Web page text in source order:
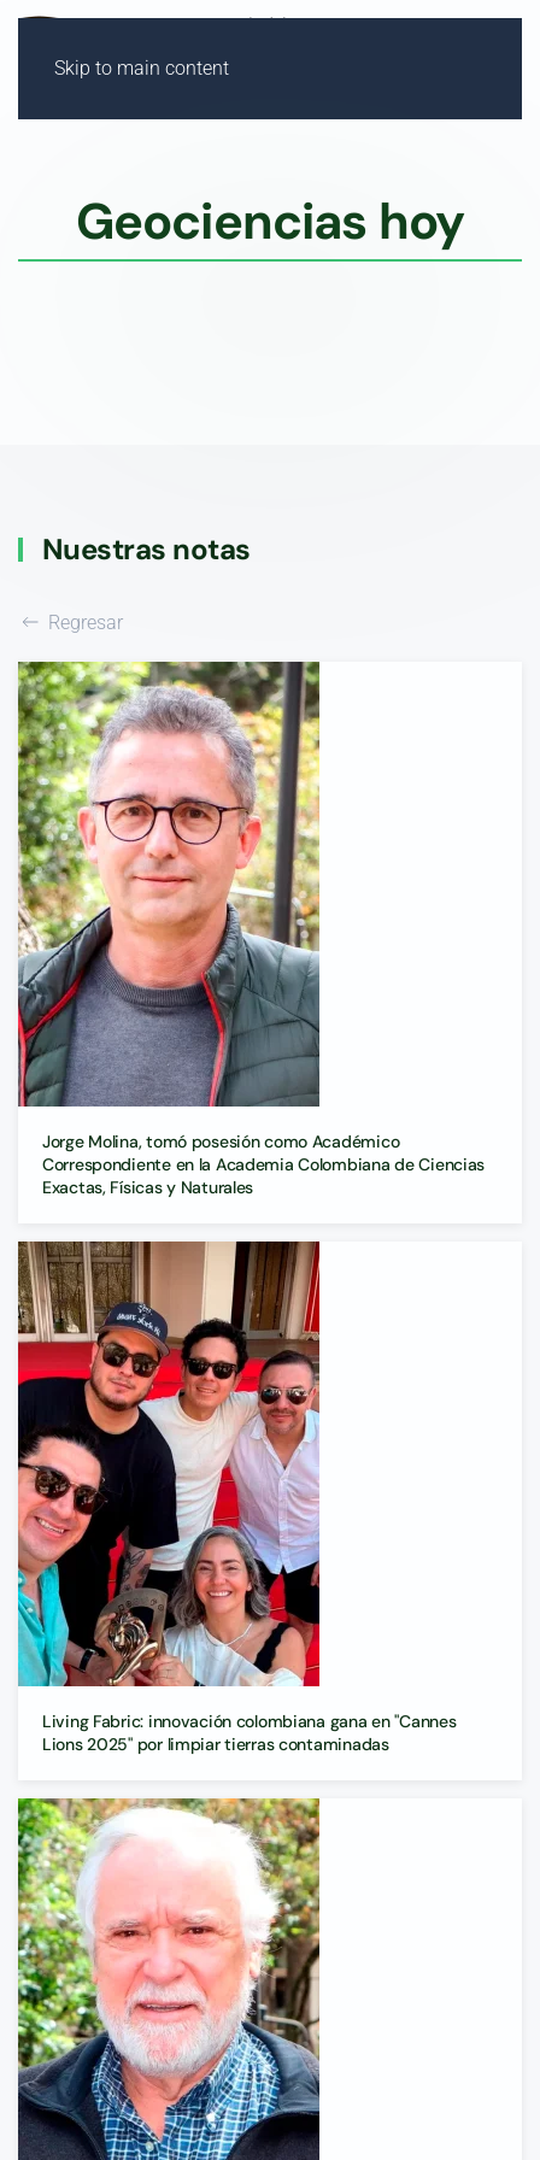
Skip to main content
Geociencias hoy
todo lo que está
Nuestras notas
Regresar
Jorge Molina, tomó posesión como Académico
Correspondiente en la Academia Colombiana de Ciencias
Exactas, Físicas y Naturales
Living Fabric: innovación colombiana gana en "Cannes
Lions 2025" por limpiar tierras contaminadas